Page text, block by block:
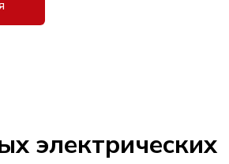
электрических